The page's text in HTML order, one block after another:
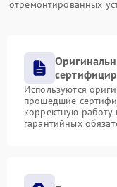
отремонтированных
Используются
прошедшие
корректную работу
гарантийных